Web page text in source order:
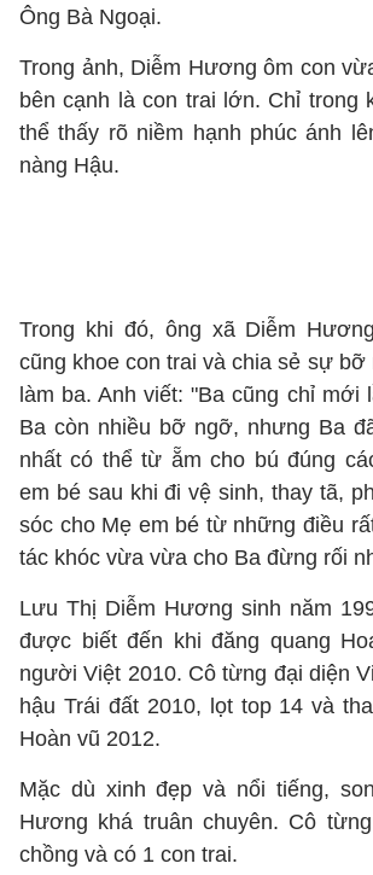
Ông Bà Ngoại.
Trong ảnh, Diễm Hương ôm con
bên cạnh là con trai lớn. Chỉ trong
thể thấy rõ niềm hạnh phúc ánh
nàng Hậu.
Trong khi đó, ông xã Diễm
cũng khoe con trai và chia sẻ sự bỡ
làm ba. Anh viết: "Ba cũng chỉ mới
Ba còn nhiều bỡ ngỡ, nhưng Ba
nhất có thể từ ẵm cho bú đúng
em bé sau khi đi vệ sinh, thay tã,
sóc cho Mẹ em bé từ những điều
tác khóc vừa vừa cho Ba đừng rối
Lưu Thị Diễm Hương sinh năm
được biết đến khi đăng quang
người Việt 2010. Cô từng đại diện
hậu Trái đất 2010, lọt top 14 và
Hoàn vũ 2012.
Mặc dù xinh đẹp và nổi tiếng,
Hương khá truân chuyên. Cô
chồng và có 1 con trai.